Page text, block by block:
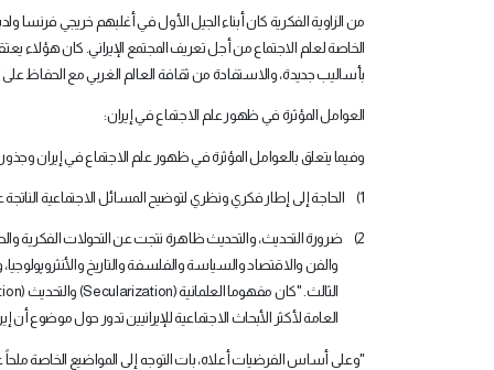
من الزاوية الفكرية كان أبناء الجيل الأول في أغلبهم خريجي فرنسا
الخاصة لعلم الاجتماع من أجل تعريف المجتمع الإيراني. كان هؤلاء
بأساليب جديدة، والاستفادة من ثقافة العالم الغربي مع الحفاظ على
العوامل المؤثرة في ظهور علم الاجتماع في إيران:
وفيما يتعلق بالعوامل المؤثرة في ظهور علم الاجتماع في إيران وجذوره
1) الحاجة إلى إطار فكري ونظري لتوضيح المسائل الاجتماعية الناتجة
2)
ضرورة التحديث، والتحديث ظاهرة نتجت عن التحولات الفكرية
والفن والاقتصاد والسياسة والفلسفة والتاريخ
الثالث. "كان مفهوما العلمانية (Secularization) والتحديث
العامة لأكثر الأبحاث الاجتماعية للإيرانيين تدور حول موضوع أن
"وعلى أساس الفرضيات أعلاه، بات التوجه إلى المواضيع الخاصة ملحاً